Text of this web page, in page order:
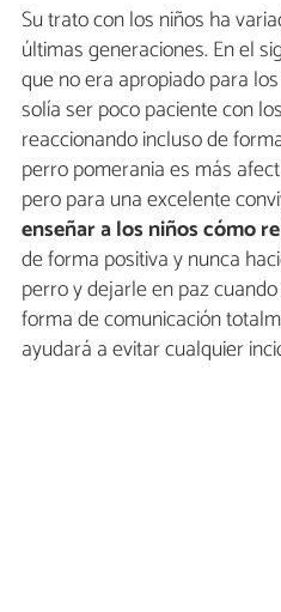
Su trato con los niños ha
últimas generaciones. En el
que no era apropiado para
solía ser poco paciente con
reaccionando incluso de
perro pomerania es más
pero para una excelente
enseñar a los niños cómo
de forma positiva y nunca
perro y dejarle en paz
forma de comunicación
ayudará a evitar cualquier